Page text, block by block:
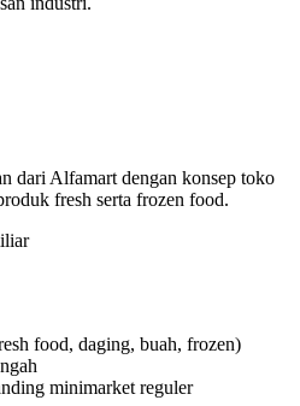
dari Alfamart dengan konsep toko
fresh serta frozen food.
food, daging, buah, frozen)
minimarket reguler